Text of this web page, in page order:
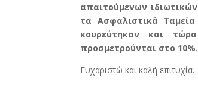
απαιτούμενων
τα Ασφαλιστικά
κουρεύτηκαν και
προσμετρούνται στο 10%.
Ευχαριστώ και καλή επιτυχία.